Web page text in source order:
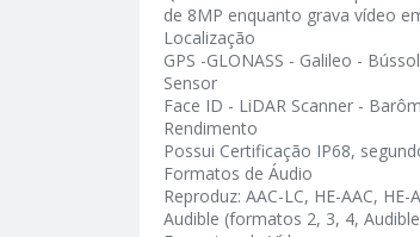
de 8MP enquanto grava vídeo
Localização
GPS -GLONASS - Galileo -
Sensor
Face ID - LiDAR Scanner -
Rendimento
Possui Certificação IP68,
Formatos de Áudio
Reproduz: AAC-LC, HE-AAC,
Audible (formatos 2, 3, 4,